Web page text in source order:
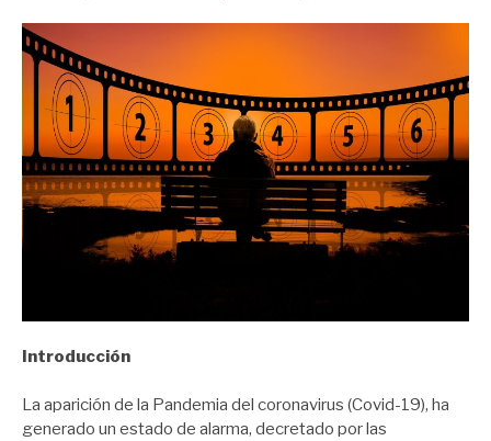
Introducción
La aparición de la Pandemia del coronavirus (Covid-19), ha
generado un estado de alarma, decretado por las